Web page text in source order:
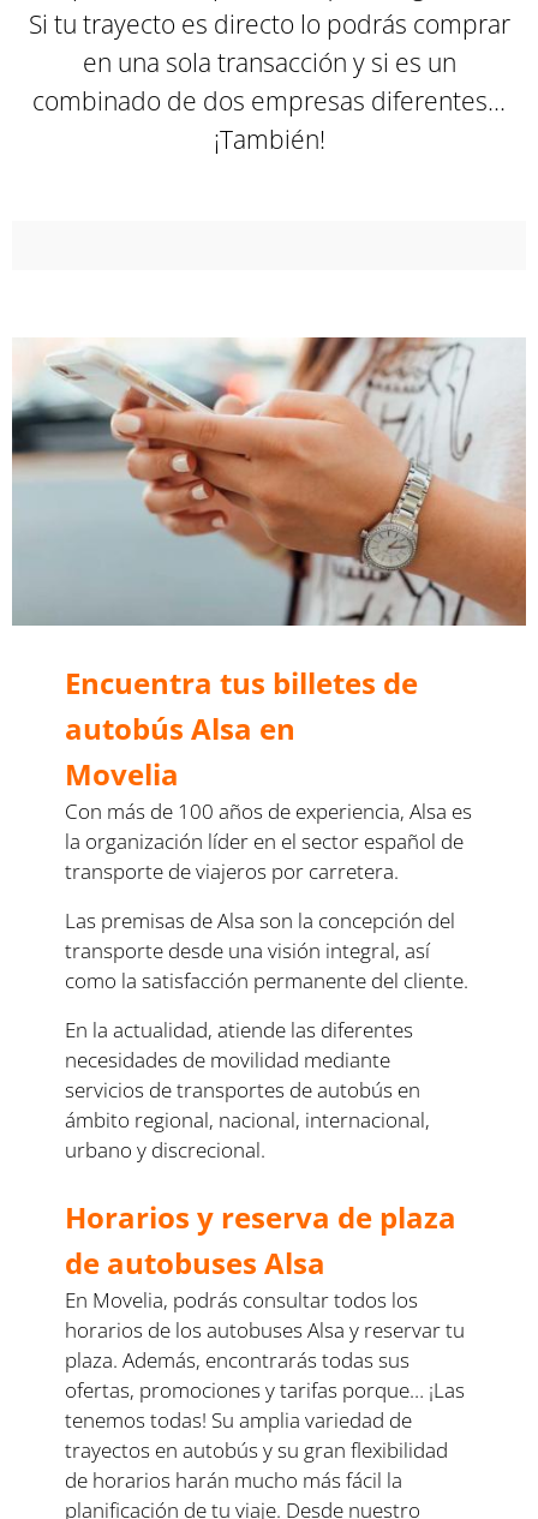
Si tu trayecto es directo lo podrás comprar
en una sola transacción y si es un
combinado de dos empresas diferentes...
¡También!
Encuentra tus billetes de
autobús Alsa en
Movelia
Con más de 100 años de experiencia, Alsa es
la organización líder en el sector español de
transporte de viajeros por carretera.
Las premisas de Alsa son la concepción del
transporte desde una visión integral, así
como la satisfacción permanente del cliente.
En la actualidad, atiende las diferentes
necesidades de movilidad mediante
servicios de transportes de autobús en
ámbito regional, nacional, internacional,
urbano y discrecional.
Horarios y reserva de plaza
de autobuses Alsa
En Movelia, podrás consultar todos los
horarios de los autobuses Alsa y reservar tu
plaza. Además, encontrarás todas sus
ofertas, promociones y tarifas porque… ¡Las
tenemos todas! Su amplia variedad de
trayectos en autobús y su gran flexibilidad
de horarios harán mucho más fácil la
planificación de tu viaje. Desde nuestro